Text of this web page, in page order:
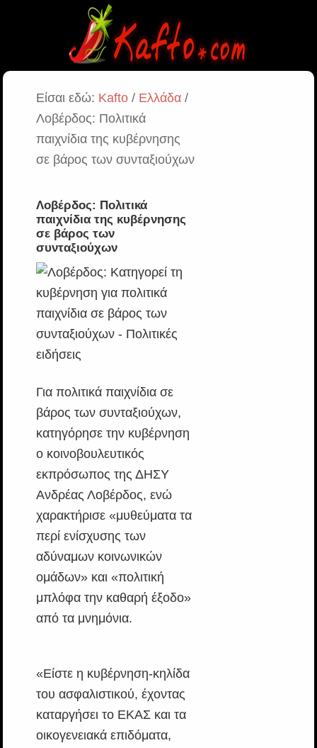
Είσαι εδώ: Kafto/ Ελλάδα/
Λοβέρδος: Πολιτικά
παιχνίδια της κυβέρνησης
σε βάρος των συνταξιούχων
Λοβέρδος: Πολιτικά
παιχνίδια της κυβέρνησης
σε βάρος των
συνταξιούχων
Για πολιτικά παιχνίδια σε
βάρος των συνταξιούχων,
κατηγόρησε την κυβέρνηση
ο κοινοβουλευτικός
εκπρόσωπος της ΔΗΣΥ
Ανδρέας Λοβέρδος, ενώ
χαρακτήρισε «μυθεύματα τα
περί ενίσχυσης των
αδύναμων κοινωνικών
ομάδων» και «πολιτική
μπλόφα την καθαρή έξοδο»
από τα μνημόνια.
«Είστε η κυβέρνηση-κηλίδα
του ασφαλιστικού, έχοντας
καταργήσει το ΕΚΑΣ και τα
οικογενειακά επιδόματα,